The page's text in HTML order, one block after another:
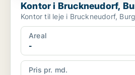
Kontor i
Kontor til leje i Bruckneudorf,
Areal
-
Pris pr. md.